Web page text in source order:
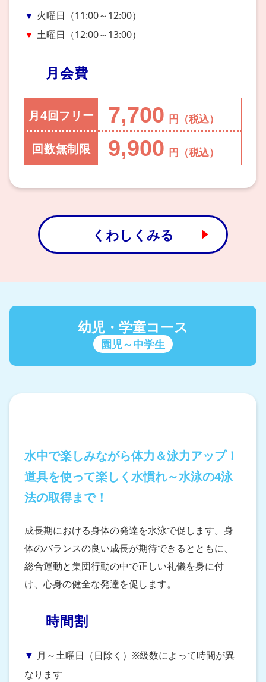
火曜日（11:00～12:00）
土曜日（12:00～13:00）
月会費
月4回フリー 7,700 円（税込）
回数無制限 9,900 円（税込）
くわしくみる
幼児・学童コース
園児～中学生
水中で楽しみながら体力＆泳力アップ！
道具を使って楽しく水慣れ～水泳の4泳
法の取得まで！
成長期における身体の発達を水泳で促します。身
体のバランスの良い成長が期待できるとともに、
総合運動と集団行動の中で正しい礼儀を身に付
け、心身の健全な発達を促します。
時間割
月～土曜日（日除く）※級数によって時間が異
なります